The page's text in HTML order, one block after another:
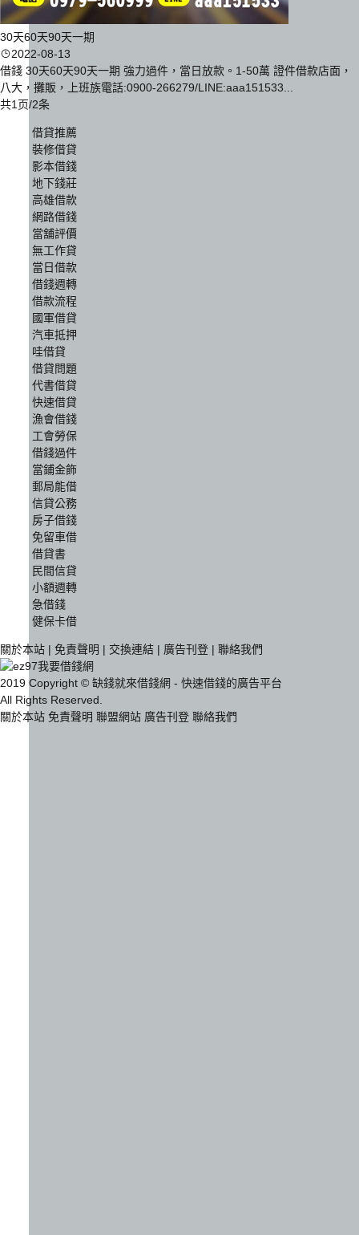
30天60天90天一期
2022-08-13
借錢 30天60天90天一期 強力過件，當日放款。1-50萬 證件借款店面，
八大，攤販，上班族電話:0900-266279/LINE:aaa151533...
共1页/2条
借貸推薦
裝修借貸
影本借錢
地下錢莊
高雄借款
網路借錢
當舖評價
無工作貸
當日借款
借錢週轉
借款流程
國軍借貸
汽車抵押
哇借貸
借貸問題
代書借貸
快速借貸
漁會借錢
工會勞保
借錢過件
當鋪金飾
郵局能借
信貸公務
房子借錢
免留車借
借貸書
民間信貸
小額週轉
急借錢
健保卡借
關於本站 | 免責聲明 | 交換連結 | 廣告刊登 | 聯絡我們
2019 Copyright © 缺錢就來借錢網 - 快速借錢的廣告平台
All Rights Reserved.
關於本站 免責聲明 聯盟網站 廣告刊登 聯絡我們